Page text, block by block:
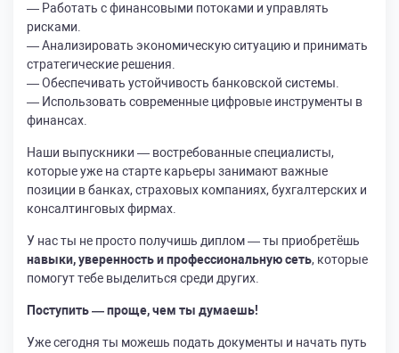
— Работать с финансовыми потоками и управлять
рисками.
— Анализировать экономическую ситуацию и принимать
стратегические решения.
— Обеспечивать устойчивость банковской системы.
— Использовать современные цифровые инструменты в
финансах.
Наши выпускники — востребованные специалисты,
которые уже на старте карьеры занимают важные
позиции в банках, страховых компаниях, бухгалтерских и
консалтинговых фирмах.
У нас ты не просто получишь диплом — ты приобретёшь
навыки, уверенность и профессиональную сеть, которые
помогут тебе выделиться среди других.
Поступить — проще, чем ты думаешь!
Уже сегодня ты можешь подать документы и начать путь